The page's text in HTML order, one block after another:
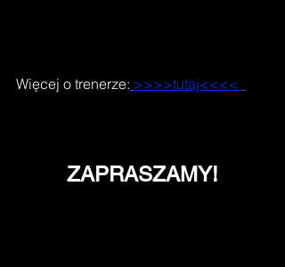
Więcej o trenerze: >>>>tutaj<<<<
ZAPRASZAMY!